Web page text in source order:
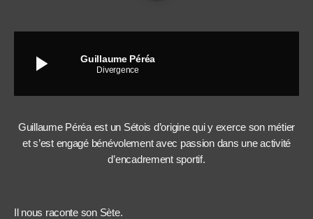
play_arrow Guillaume Péréa
Divergence
Guillaume Péréa est un Sétois d’origine qui y exerce son métier
et s’est engagé bénévolement avec passion dans une activité
d’encadrement sportif.
Il nous raconte son Sète.